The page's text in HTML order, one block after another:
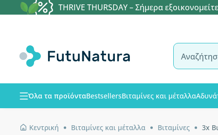
THRIVE THURSDAY – Σήμερα
Όλα τα προϊόνταBestsellersΒιταμίνες και μέταλλα
Κεντρική Βιταμίνες και μέταλλα Βιταμίνες 3x